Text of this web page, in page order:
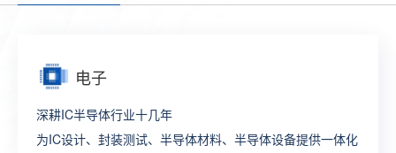
电子
深耕IC半导体行业十几年
为IC设计、封装测试、半导体材料、半导体设备提供一体化
制造
制造行业全供应链ERP流程方案
构建完整的大供应链管理体系，提供各个层面个性化，行业
汽配
打造生产全程一体化全业务链SAP解决方案
为制造型企业构建数字化工厂整体型ERP系统方案
零售
一款端到端闭环式的新零售一体化SAP解决方案
整合线上线下建立多渠道触达式消费体系，构建智慧型零售
贸易
为外贸企业提供管理及运营一体化的ERP深度解决方案，让
外贸企业通过精细化管理实现效率最大化